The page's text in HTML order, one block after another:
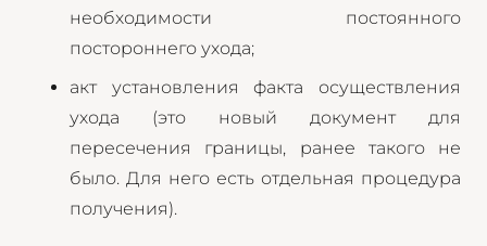
необходимости постоянного
постороннего ухода;
акт установления факта осуществления
ухода (это новый документ для
пересечения границы, ранее такого не
было. Для него есть отдельная процедура
получения).